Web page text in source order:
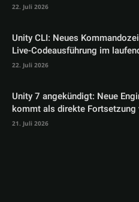
22. Juli 2026
Unity CLI: Neues
Live-Codeausführung im
22. Juli 2026
Unity 7 angekündigt: Neue
kommt als direkte Fortsetzung
21. Juli 2026